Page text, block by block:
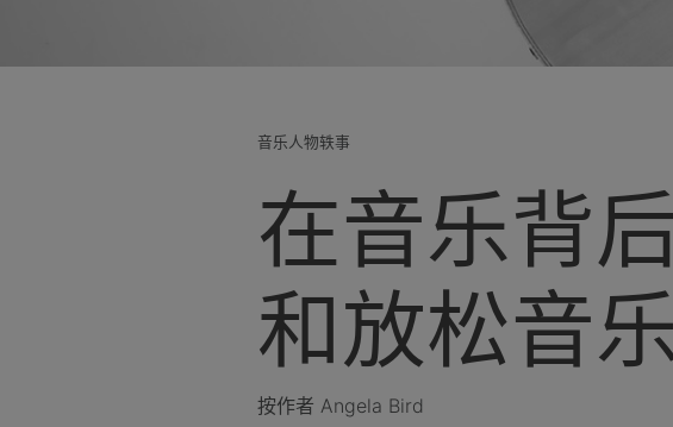
音乐人物轶事
在音乐背
和放松音
按作者 Angela Bird